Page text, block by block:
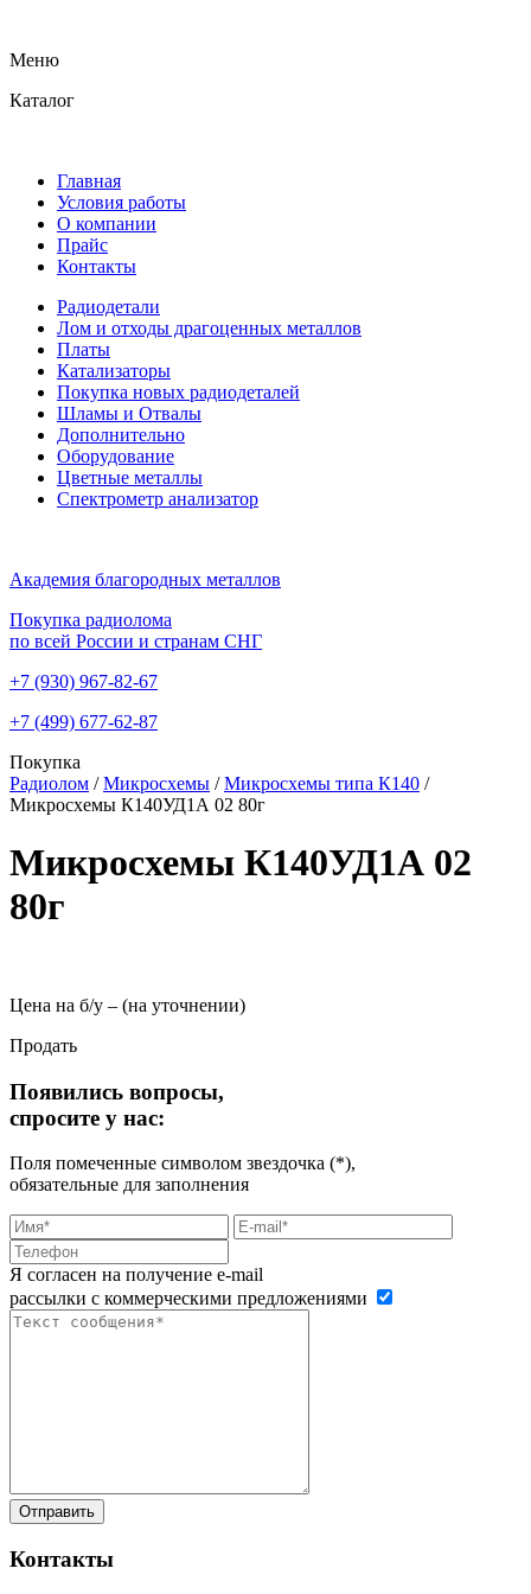
Меню
Каталог
Главная
Условия работы
О компании
Прайс
Контакты
Радиодетали
Лом и отходы драгоценных металлов
Платы
Катализаторы
Покупка новых радиодеталей
Шламы и Отвалы
Дополнительно
Оборудование
Цветные металлы
Спектрометр анализатор
Академия благородных металлов
Покупка радиолома
по всей России и странам СНГ
+7 (930) 967-82-67
+7 (499) 677-62-87
Покупка
Радиолом / Микросхемы / Микросхемы типа К140 /
Микросхемы К140УД1А 02 80г
Микросхемы К140УД1А 02
80г
Цена на б/у – (на уточнении)
Продать
Появились вопросы,
спросите у нас:
Поля помеченные символом звездочка (*),
обязательные для заполнения
Я согласен на получение e-mail
рассылки с коммерческими предложениями
Контакты